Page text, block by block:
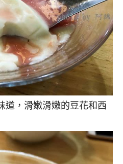
道，滑嫩滑嫩的豆花和西